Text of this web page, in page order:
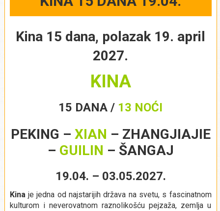
Kina 15 dana, polazak 19. april
2027.
KINA
15 DANA / 13 NOĆI
PEKING – XIAN – ZHANGJIAJIE
– GUILIN – ŠANGAJ
19.04. – 03.05.2027.
Kinaje jedna od najstarijih država na svetu, s fascinatnom
kulturom i neverovatnom raznolikošću pejzaža, zemlja u